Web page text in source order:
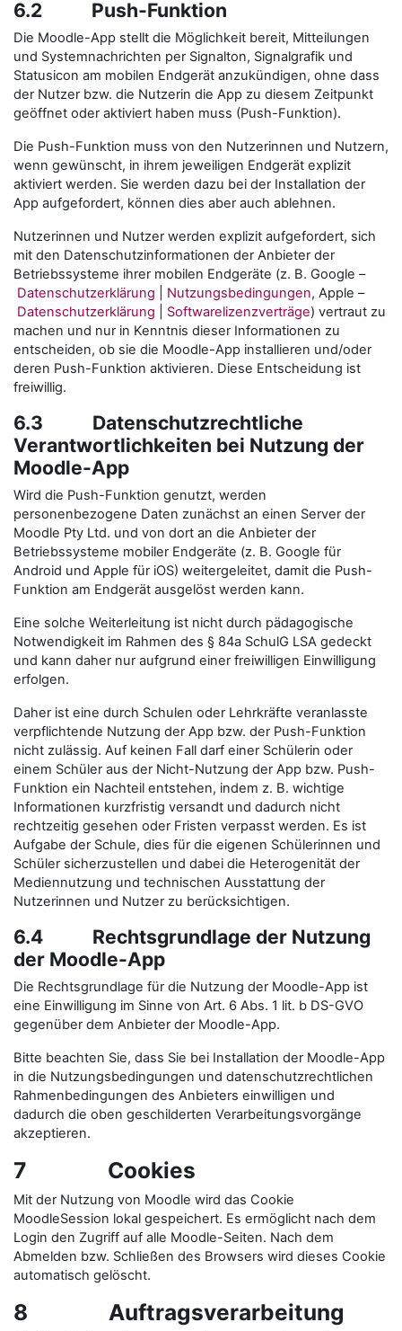
6.2 Push-Funktion
Die Moodle-App stellt die Möglichkeit bereit, Mitteilungen
und Systemnachrichten per Signalton, Signalgrafik und
Statusicon am mobilen Endgerät anzukündigen, ohne dass
der Nutzer bzw. die Nutzerin die App zu diesem Zeitpunkt
geöffnet oder aktiviert haben muss (Push-Funktion).
Die Push-Funktion muss von den Nutzerinnen und Nutzern,
wenn gewünscht, in ihrem jeweiligen Endgerät explizit
aktiviert werden. Sie werden dazu bei der Installation der
App aufgefordert, können dies aber auch ablehnen.
Nutzerinnen und Nutzer werden explizit aufgefordert, sich
mit den Datenschutzinformationen der Anbieter der
Betriebssysteme ihrer mobilen Endgeräte (z. B. Google –
Datenschutzerklärung
Nutzungsbedingungen, Apple –
Datenschutzerklärung
Softwarelizenzverträge) vertraut zu
machen und nur in Kenntnis dieser Informationen zu
entscheiden, ob sie die Moodle-App installieren und/oder
deren Push-Funktion aktivieren. Diese Entscheidung ist
freiwillig.
6.3 Datenschutzrechtliche
Verantwortlichkeiten bei Nutzung der
Moodle-App
Wird die Push-Funktion genutzt, werden
personenbezogene Daten zunächst an einen Server der
Moodle Pty Ltd. und von dort an die Anbieter der
Betriebssysteme mobiler Endgeräte (z. B. Google für
Android und Apple für iOS) weitergeleitet, damit die Push-
Funktion am Endgerät ausgelöst werden kann.
Eine solche Weiterleitung ist nicht durch pädagogische
Notwendigkeit im Rahmen des § 84a SchulG LSA gedeckt
und kann daher nur aufgrund einer freiwilligen Einwilligung
erfolgen.
Daher ist eine durch Schulen oder Lehrkräfte veranlasste
verpflichtende Nutzung der App bzw. der Push-Funktion
nicht zulässig. Auf keinen Fall darf einer Schülerin oder
einem Schüler aus der Nicht-Nutzung der App bzw. Push-
Funktion ein Nachteil entstehen, indem z. B. wichtige
Informationen kurzfristig versandt und dadurch nicht
rechtzeitig gesehen oder Fristen verpasst werden. Es ist
Aufgabe der Schule, dies für die eigenen Schülerinnen und
Schüler sicherzustellen und dabei die Heterogenität der
Mediennutzung und technischen Ausstattung der
Nutzerinnen und Nutzer zu berücksichtigen.
6.4 Rechtsgrundlage der Nutzung
der Moodle-App
Die Rechtsgrundlage für die Nutzung der Moodle-App ist
eine Einwilligung im Sinne von Art. 6 Abs. 1 lit. b DS-GVO
gegenüber dem Anbieter der Moodle-App.
Bitte beachten Sie, dass Sie bei Installation der Moodle-App
in die Nutzungsbedingungen und datenschutzrechtlichen
Rahmenbedingungen des Anbieters einwilligen und
dadurch die oben geschilderten Verarbeitungsvorgänge
akzeptieren.
7 Cookies
Mit der Nutzung von Moodle wird das Cookie
MoodleSession lokal gespeichert. Es ermöglicht nach dem
Login den Zugriff auf alle Moodle-Seiten. Nach dem
Abmelden bzw. Schließen des Browsers wird dieses Cookie
automatisch gelöscht.
8 Auftragsverarbeitung